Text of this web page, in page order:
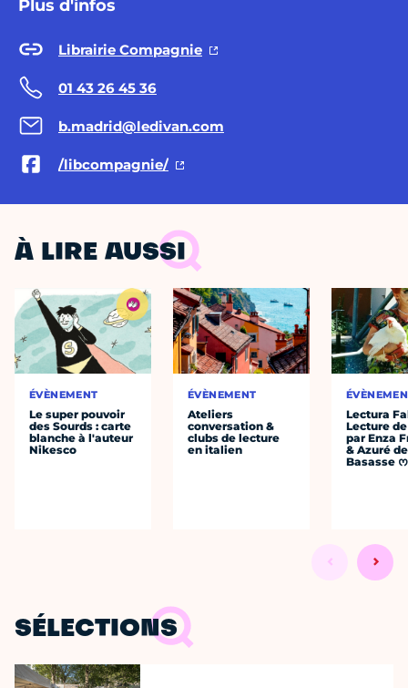
Plus d'infos
Librairie Compagnie
01 43 26 45 36
b.madrid@ledivan.com
/libcompagnie/
À LIRE AUSSI
ÉVÈNEMENT
Le super pouvoir
des Sourds : carte
blanche à l'auteur
Nikesco
ÉVÈNEMENT
Ateliers
conversation &
clubs de lecture
en italien
Lectura
Lecture
par Enza
& Azuré
Basasse ᰔ
SÉLECTIONS